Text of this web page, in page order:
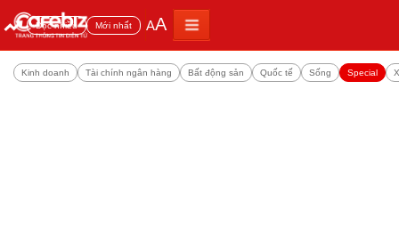
Đọc nhiều Mới nhất AA
Kinh doanh Tài chính ngân hàng Bất động sản Quốc tế Sống Special